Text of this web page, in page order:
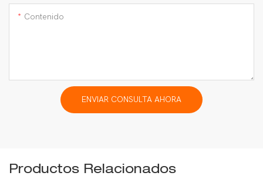
Contenido
ENVIAR CONSULTA AHORA
Productos Relacionados